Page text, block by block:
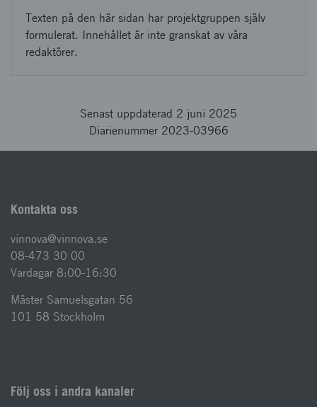
Texten på den här sidan har projektgruppen själv
formulerat. Innehållet är inte granskat av våra
redaktörer.
Senast uppdaterad 2 juni 2025
Diarienummer 2023-03966
Kontakta oss
vinnova@vinnova.se
08-473 30 00
Vardagar 8:00-16:30
Mäster Samuelsgatan 56
101 58 Stockholm
Följ oss i andra kanaler